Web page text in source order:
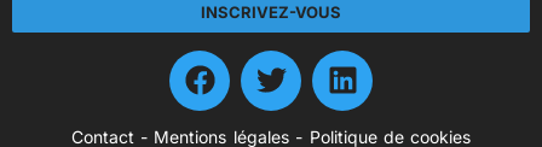
INSCRIVEZ-VOUS
Contact - Mentions légales- Politique de cookies